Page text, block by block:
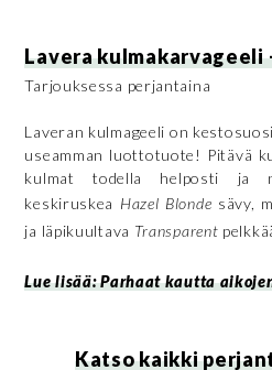
Lavera kulmakarvageeli
Tarjouksessa perjantaina
Laveran kulmageeli on
useamman luottotuote! Pitävä
kulmat todella helposti ja
keskiruskea Hazel Blonde sävy,
ja läpikuultava Transparent
Lue lisää: Parhaat kautta
Katso kaikki